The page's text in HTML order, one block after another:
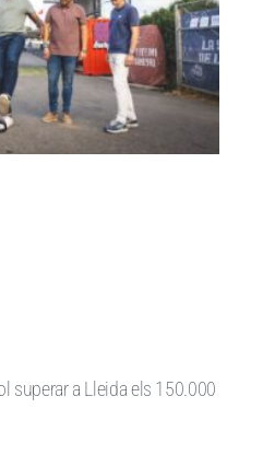
superar a Lleida els 150.000